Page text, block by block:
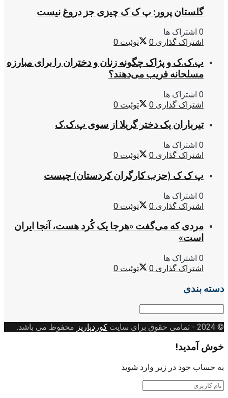
گلستان پرور: پ ک ک چیزی جز دروغ نیست
0 اشتراک ها
اشتراک گذاری 0 توئیت 0
پ.ک.ک و پژاک چگونه زنان و دختران را برای مبارزه
مسلحانه فریب می‌دهند؟
0 اشتراک ها
اشتراک گذاری 0 توئیت 0
تیرباران یک دختر گریلا از سوی پ.ک.ک
0 اشتراک ها
اشتراک گذاری 0 توئیت 0
پ ک ک (حزب کارگران کردستان) چیست
0 اشتراک ها
اشتراک گذاری 0 توئیت 0
مردی که می‌گفت «هرجا یک کُرد هست، آنجا ایران
است»
0 اشتراک ها
اشتراک گذاری 0 توئیت 0
دسته بندی
© 2024
- تمامی حقوق برای سایت کوردپاریز محفوظ می باشد.
خوش آمدید!
به حساب خود در زیر وارد شوید